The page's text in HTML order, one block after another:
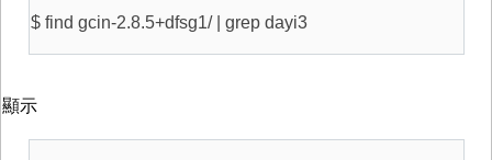
$ find gcin-2.8.5+dfsg1/ | grep dayi3
顯示